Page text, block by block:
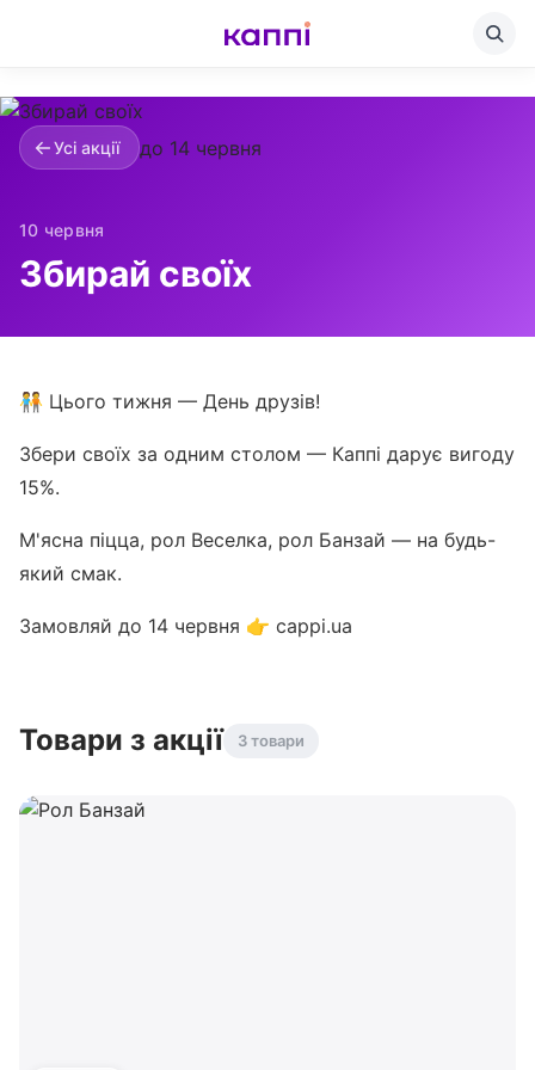
Усі акції до 14 червня
10 червня
Збирай своїх
🧑‍🤝‍🧑 Цього тижня — День друзів!
Збери своїх за одним столом — Каппі дарує вигоду
15%.
М'ясна піцца, рол Веселка, рол Банзай — на будь-
який смак.
Замовляй до 14 червня 👉 cappi.ua
Товари з акції 3 товари